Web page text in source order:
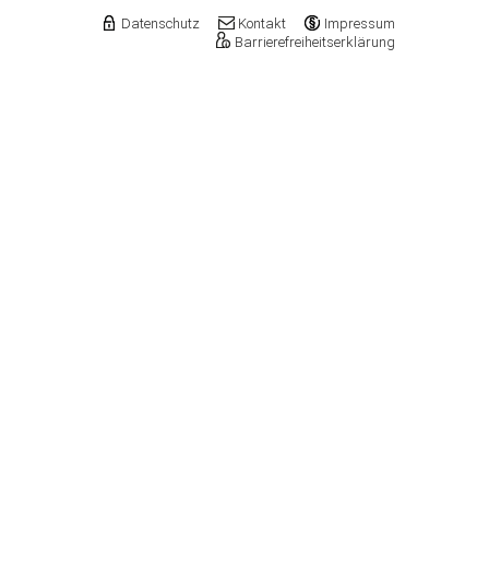
Impressum
Kontakt
Datenschutz
Barrierefreiheitserklärung